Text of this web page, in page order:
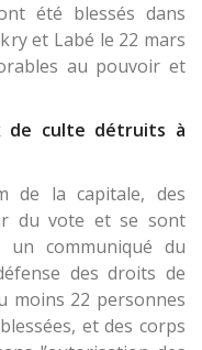
été blessés dans
et Labé le 22 mars
au pouvoir et
de culte détruits à
de la capitale, des
du vote et se sont
un communiqué du
des droits de
moins 22 personnes
et des corps